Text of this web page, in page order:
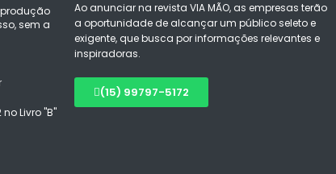
sem a
Livro "B"
Ao anunciar na revista VIA MÃO, as empresas terão
a oportunidade de alcançar um público seleto e
exigente, que busca por informações relevantes e
inspiradoras.
(15) 99797-5172